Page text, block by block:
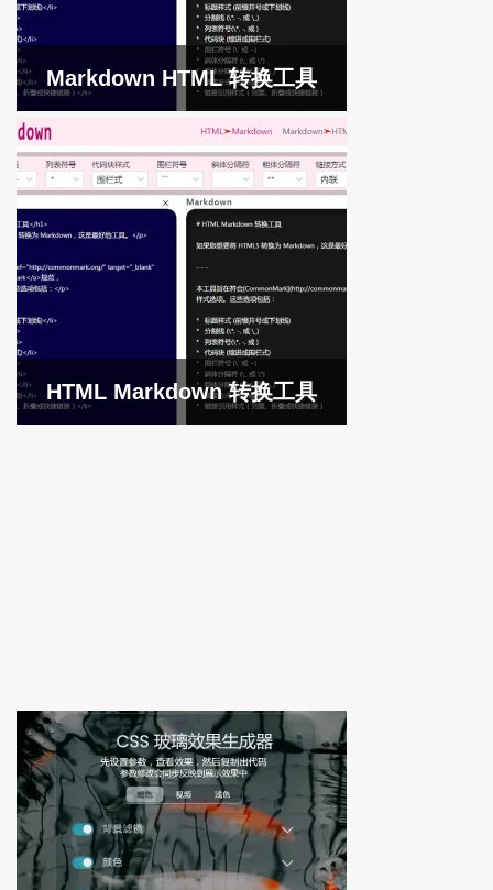
Markdown HTML 转换工具
HTML Markdown 转换工具